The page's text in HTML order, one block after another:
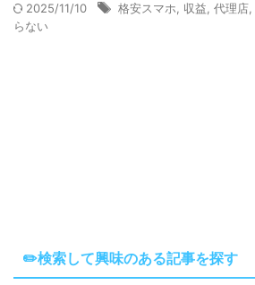
2025/11/10 格安スマホ, 収益, 代理店,
らない
✏️検索して興味のある記事を探す